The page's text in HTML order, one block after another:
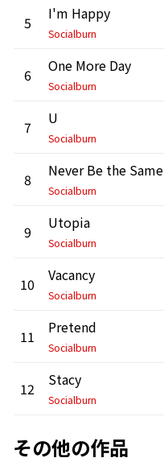
5 I'm Happy
Socialburn
6 One More Day
Socialburn
7 U
Socialburn
8 Never Be the Same
Socialburn
9 Utopia
Socialburn
10 Vacancy
Socialburn
11 Pretend
Socialburn
12 Stacy
Socialburn
その他の作品